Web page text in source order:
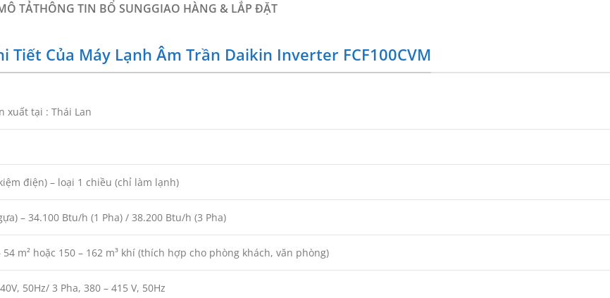
TẢTHÔNG TIN BỔ SUNGGIAO HÀNG & LẮP ĐẶT
Tiết Của Máy Lạnh Âm Trần Daikin Inverter FCF100CVM
xuất tại : Thái Lan
điện) – loại 1 chiều (chỉ làm lạnh)
– 34.100 Btu/h (1 Pha) / 38.200 Btu/h (3 Pha)
54 m² hoặc 150 – 162 m³ khí (thích hợp cho phòng khách, văn phòng)
50Hz/ 3 Pha, 380 – 415 V, 50Hz